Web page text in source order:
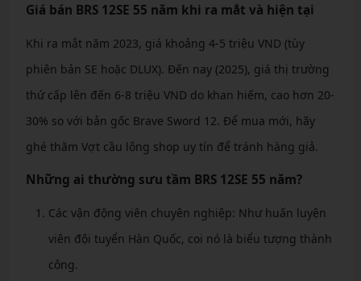
Giá bán BRS 12SE 55 năm khi ra mắt và hiện tại
Khi ra mắt năm 2023, giá khoảng 4-5 triệu VND (tùy
phiên bản SE hoặc DLUX). Đến nay (2025), giá thị trường
thứ cấp lên đến 6-8 triệu VND do khan hiếm, cao hơn 20-
30% so với bản gốc Brave Sword 12. Để mua mới, hãy
ghé thăm Vợt cầu lông shop uy tín để tránh hàng giả.
Những ai thường sưu tầm BRS 12SE 55 năm?
Các vận động viên chuyên nghiệp: Như huấn luyện
viên đội tuyển Hàn Quốc, coi nó là biểu tượng thành
công.